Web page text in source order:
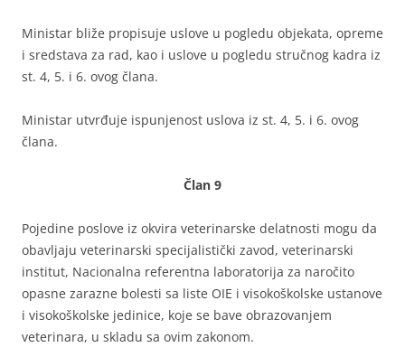
Ministar bliže propisuje uslove u pogledu objekata, opreme
i sredstava za rad, kao i uslove u pogledu stručnog kadra iz
st. 4, 5. i 6. ovog člana.
Ministar utvrđuje ispunjenost uslova iz st. 4, 5. i 6. ovog
člana.
Član 9
Pojedine poslove iz okvira veterinarske delatnosti mogu da
obavljaju veterinarski specijalistički zavod, veterinarski
institut, Nacionalna referentna laboratorija za naročito
opasne zarazne bolesti sa liste OIE i visokoškolske ustanove
i visokoškolske jedinice, koje se bave obrazovanjem
veterinara, u skladu sa ovim zakonom.